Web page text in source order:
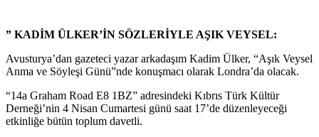
” KADİM ÜLKER’İN SÖZLERİYLE AŞIK VEYSEL:
Avusturya’dan gazeteci yazar arkadaşım Kadim Ülker, “Aşık Veysel
Anma ve Söyleşi Günü”nde konuşmacı olarak Londra’da olacak.
“14a Graham Road E8 1BZ” adresindeki Kıbrıs Türk Kültür
Derneği’nin 4 Nisan Cumartesi günü saat 17’de düzenleyeceği
etkinliğe bütün toplum davetli.